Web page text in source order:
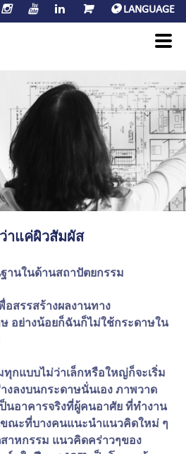
LANGUAGE
าแค่ผิวสัมผัส
านในด้านสถาปัตยกรรม
อสรรสร้างผลงานทาง
อย่างน้อยก็ฉันก็ไม่ใช้กระดาษใน
ทุกแบบไม่ว่าเล็กหรือใหญ่ก็จะเริ่ม
งลงบนกระดาษนั่นเอง ภาพวาด
นอาคารจริงที่ผู้คนอาศัย ที่ทำงาน
ขณะที่บางคนแนะนำแนวคิดใหม่ ๆ
าหกรรม แนวคิดคร่าวๆของ